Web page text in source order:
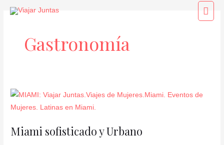
Gastronomía
Miami sofisticado y Urbano
Miami
sofisticado
Urbano